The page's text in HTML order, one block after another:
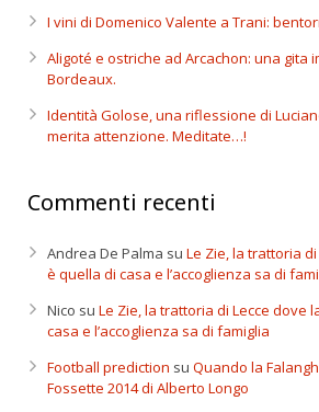
I vini di Domenico Valente a Trani:
Aligoté e ostriche ad Arcachon: una gita
Bordeaux.
Identità Golose, una riflessione di
merita attenzione. Meditate…!
Commenti recenti
Andrea De Palma su Le Zie, la trattoria
è quella di casa e l’accoglienza sa di
Nico su Le Zie, la trattoria di Lecce dove
casa e l’accoglienza sa di famiglia
Football prediction su Quando la
Fossette 2014 di Alberto Longo